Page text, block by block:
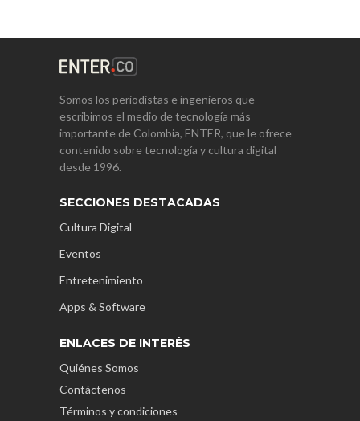
Somos los periodistas e ingenieros que
escribimos el medio de tecnología más
importante de Colombia, ENTER, que le ofrece
contenido sobre tecnología y cultura digital
desde 1996.
SECCIONES DESTACADAS
Cultura Digital
Eventos
Entretenimiento
Apps & Software
ENLACES DE INTERÉS
Quiénes Somos
Contáctenos
Términos y condiciones